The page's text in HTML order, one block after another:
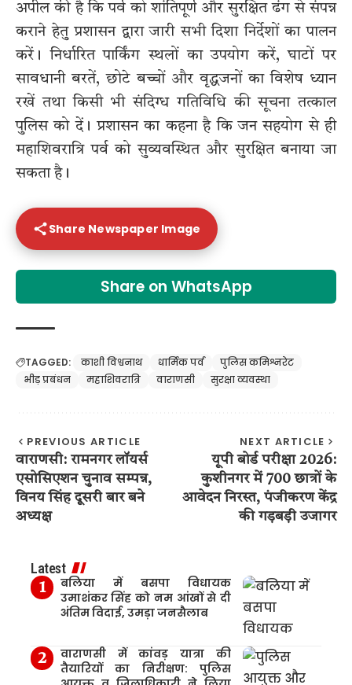
अपील की है कि पर्व को शांतिपूर्ण और सुरक्षित ढंग से संपन्न
कराने हेतु प्रशासन द्वारा जारी सभी दिशा निर्देशों का पालन
करें। निर्धारित पार्किंग स्थलों का उपयोग करें, घाटों पर
सावधानी बरतें, छोटे बच्चों और वृद्धजनों का विशेष ध्यान
रखें तथा किसी भी संदिग्ध गतिविधि की सूचना तत्काल
पुलिस को दें। प्रशासन का कहना है कि जन सहयोग से ही
महाशिवरात्रि पर्व को सुव्यवस्थित और सुरक्षित बनाया जा
सकता है।
Share Newspaper Image
Share on WhatsApp
TAGGED: काशी विश्वनाथ धार्मिक पर्व
पुलिस कमिश्नरेट
भीड़ प्रबंधन
महाशिवरात्रि वाराणसी सुरक्षा व्यवस्था
PREVIOUS ARTICLE
वाराणसी: रामनगर लॉयर्स
एसोसिएशन चुनाव सम्पन्न,
विनय सिंह दूसरी बार बने
अध्यक्ष
NEXT ARTICLE
यूपी बोर्ड परीक्षा 2026:
कुशीनगर में 700 छात्रों के
आवेदन निरस्त, पंजीकरण केंद्र
की गड़बड़ी उजागर
Latest
बलिया में बसपा विधायक
उमाशंकर सिंह को नम आंखों से दी
अंतिम विदाई, उमड़ा जनसैलाब
वाराणसी में कांवड़ यात्रा की
तैयारियों का निरीक्षण: पुलिस